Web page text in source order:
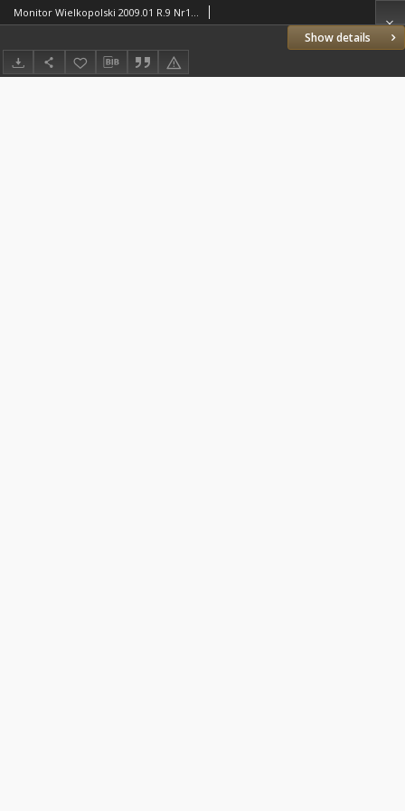
Show details
Monitor Wielkopolski 2009.01 R.9 Nr1(92)